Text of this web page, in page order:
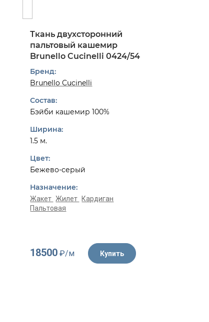
Ткань двухсторонний
пальтовый кашемир
Brunello Cucinelli 0424/54
Бренд:
Brunello Cucinelli
Состав:
Бэйби кашемир 100%
Ширина:
1.5 м.
Цвет:
Бежево-серый
Назначение:
Жакет Жилет
Кардиган
Пальтовая
18500 ₽/м Купить